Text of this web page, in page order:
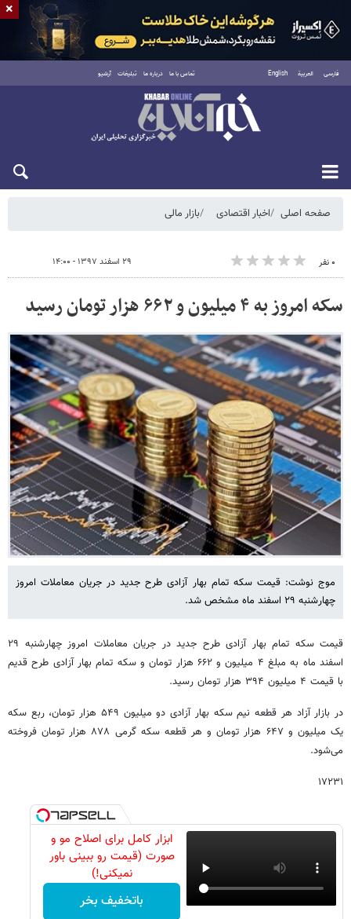
فارسی العربية English تماس با ما درباره ما تبلیغات آرشیو
شنبه ۱۷ مرداد ۱۴۰۵
صفحه اصلی اخبار اقتصادی بازار مالی
۰ نفر ۲۹ اسفند ۱۳۹۷ - ۱۴:۰۰
سکه امروز به ۴ میلیون و ۶۶۲ هزار تومان رسید
موج نوشت: قیمت سکه تمام بهار آزادی طرح جدید در جریان معاملات امروز
چهارشنبه ۲۹ اسفند ماه مشخص شد.
قیمت سکه تمام بهار آزادی طرح جدید در جریان معاملات امروز چهارشنبه ۲۹
اسفند ماه به مبلغ ۴ میلیون و ۶۶۲ هزار تومان و سکه تمام بهار آزادی طرح قدیم
با قیمت ۴ میلیون ۳۹۴ هزار تومان رسید.
در بازار آزاد هر قطعه نیم‌ سکه بهار آزادی دو میلیون ۵۴۹ هزار تومان، ربع‌ سکه
یک‌ میلیون و ۶۴۷ هزار تومان و هر قطعه سکه گرمی ۸۷۸ هزار تومان فروخته
می‌شود.
۱۷۲۳۱
ابزار کامل برای اصلاح مو و
صورت (قیمت رو ببینی باور
نمیکنی!)
باتخفیف بخر
×